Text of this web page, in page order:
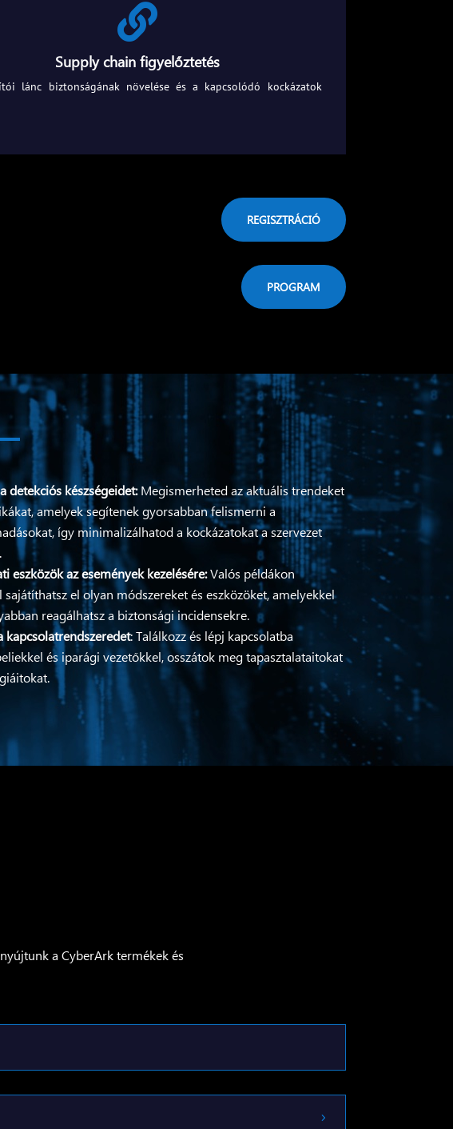

Supply chain figyelőztetés
lánc biztonságának növelése és a kapcsolódó kockázatok
REGISZTRÁCIÓ
PROGRAM
detekciós készségeidet:Megismerheted az aktuális trendeket
amelyek segítenek gyorsabban felismerni a
így minimalizálhatod a kockázatokat a szervezet
eszközök az események kezelésére:Valós példákon
sajátíthatsz el olyan módszereket és eszközöket, amelyekkel
reagálhatsz a biztonsági incidensekre.
kapcsolatrendszeredet: Találkozz és lépj kapcsolatba
és iparági vezetőkkel, osszátok meg tapasztalataitokat
a CyberArk termékek és